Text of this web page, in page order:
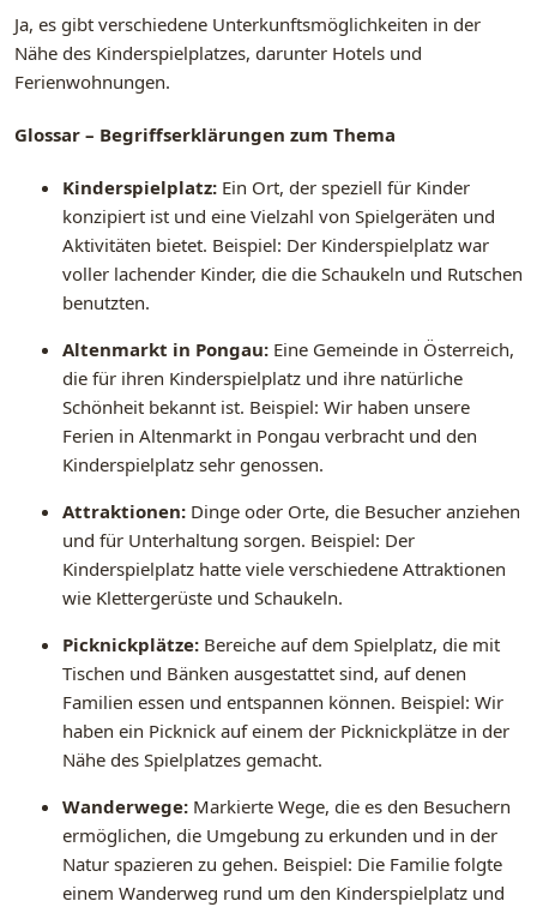
Ja, es gibt verschiedene Unterkunftsmöglichkeiten in der
Nähe des Kinderspielplatzes, darunter Hotels und
Ferienwohnungen.
Glossar – Begriffserklärungen zum Thema
Kinderspielplatz: Ein Ort, der speziell für Kinder
konzipiert ist und eine Vielzahl von Spielgeräten und
Aktivitäten bietet. Beispiel: Der Kinderspielplatz war
voller lachender Kinder, die die Schaukeln und Rutschen
benutzten.
Altenmarkt in Pongau: Eine Gemeinde in Österreich,
die für ihren Kinderspielplatz und ihre natürliche
Schönheit bekannt ist. Beispiel: Wir haben unsere
Ferien in Altenmarkt in Pongau verbracht und den
Kinderspielplatz sehr genossen.
Attraktionen: Dinge oder Orte, die Besucher anziehen
und für Unterhaltung sorgen. Beispiel: Der
Kinderspielplatz hatte viele verschiedene Attraktionen
wie Klettergerüste und Schaukeln.
Picknickplätze: Bereiche auf dem Spielplatz, die mit
Tischen und Bänken ausgestattet sind, auf denen
Familien essen und entspannen können. Beispiel: Wir
haben ein Picknick auf einem der Picknickplätze in der
Nähe des Spielplatzes gemacht.
Wanderwege: Markierte Wege, die es den Besuchern
ermöglichen, die Umgebung zu erkunden und in der
Natur spazieren zu gehen. Beispiel: Die Familie folgte
einem Wanderweg rund um den Kinderspielplatz und